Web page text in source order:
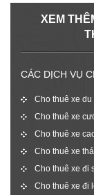
XEM
CÁC DỊCH VỤ
Cho thuê xe du
Cho thuê xe
Cho thuê xe
Cho thuê xe
Cho thuê xe đi
Cho thuê xe đi